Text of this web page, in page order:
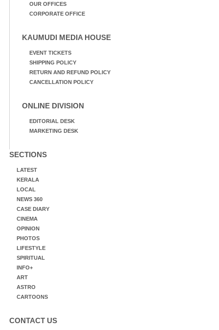
OUR OFFICES
CORPORATE OFFICE
KAUMUDI MEDIA HOUSE
EVENT TICKETS
SHIPPING POLICY
RETURN AND REFUND POLICY
CANCELLATION POLICY
ONLINE DIVISION
EDITORIAL DESK
MARKETING DESK
SECTIONS
LATEST
KERALA
LOCAL
NEWS 360
CASE DIARY
CINEMA
OPINION
PHOTOS
LIFESTYLE
SPIRITUAL
INFO+
ART
ASTRO
CARTOONS
CONTACT US